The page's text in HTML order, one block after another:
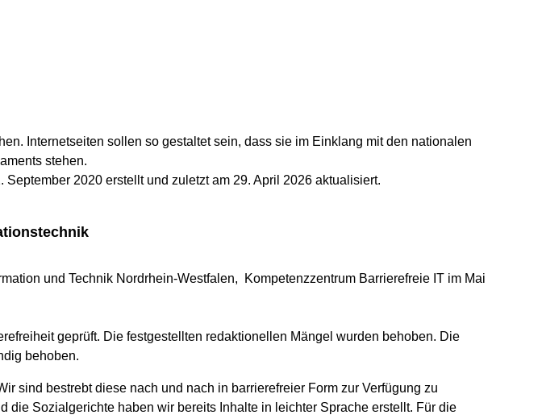
Internetseiten sollen so gestaltet sein, dass sie im Einklang mit den nationalen
stehen.
2020 erstellt und zuletzt am 29. April 2026 aktualisiert.
und Technik Nordrhein-Westfalen, Kompetenzzentrum Barrierefreie IT im Mai
geprüft. Die festgestellten redaktionellen Mängel wurden behoben. Die
behoben.
sind bestrebt diese nach und nach in barrierefreier Form zur Verfügung zu
Sozialgerichte haben wir bereits Inhalte in leichter Sprache erstellt. Für die